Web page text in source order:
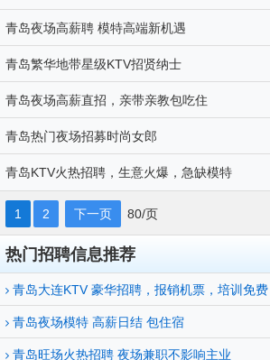
青岛夜场高薪聘 模特高端新机遇
青岛繁华地带星级KTV招贤纳士
青岛夜场高薪直招，亲带亲教包吃住
青岛热门夜场招募时尚女郎
青岛KTV火热招聘，生意火爆，急缺模特
1 2 下一页 80/页
热门招聘信息推荐
青岛大连KTV 豪华招聘，报销机票，培训免
青岛夜场模特 高薪日结 包住宿
青岛旺场火热招聘 夜场兼职不影响主业